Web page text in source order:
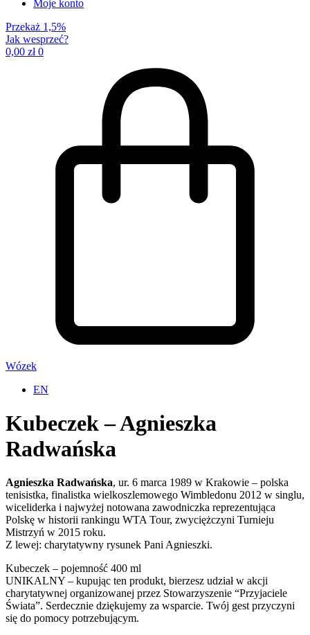
Moje konto
Przekaż 1,5%
Jak wesprzeć?
0,00 zł 0
Wózek
EN
Kubeczek – Agnieszka
Radwańska
Agnieszka Radwańska, ur. 6 marca 1989 w Krakowie – polska
tenisistka, finalistka wielkoszlemowego Wimbledonu 2012 w singlu,
wiceliderka i najwyżej notowana zawodniczka reprezentująca
Polskę w historii rankingu WTA Tour, zwyciężczyni Turnieju
Mistrzyń w 2015 roku.
Z lewej: charytatywny rysunek Pani Agnieszki.
Kubeczek – pojemność 400 ml
UNIKALNY – kupując ten produkt, bierzesz udział w akcji
charytatywnej organizowanej przez Stowarzyszenie “Przyjaciele
Świata”. Serdecznie dziękujemy za wsparcie. Twój gest przyczyni
się do pomocy potrzebującym.